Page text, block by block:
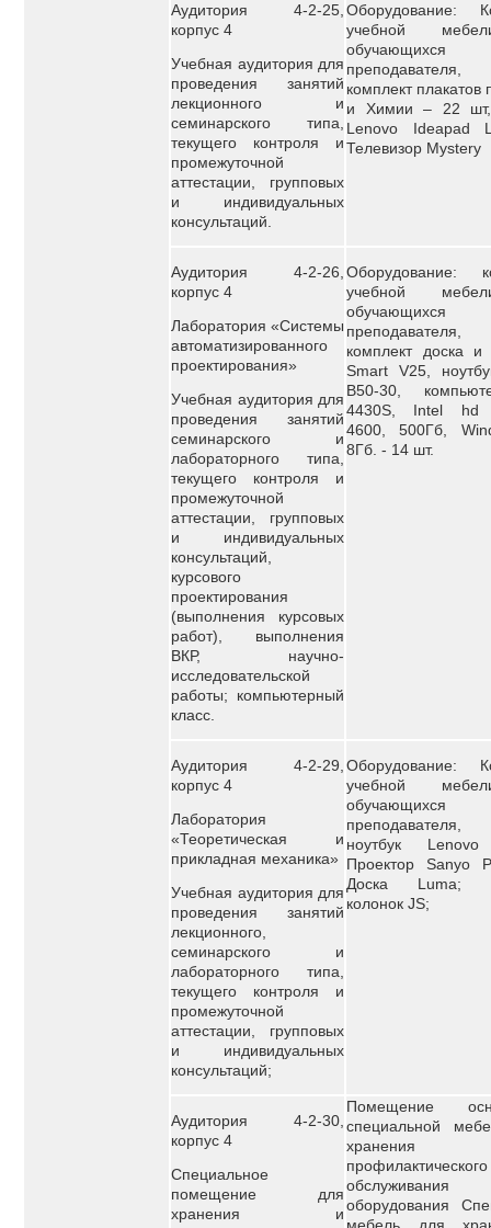
Аудитория 4-2-25,
корпус 4
Учебная аудитория для
проведения занятий
лекционного и
семинарского типа,
текущего контроля и
промежуточной
аттестации, групповых
и индивидуальных
консультаций.
Оборудование:
учебной
комплект плакатов
и Химии – 22 шт,
Lenovo Ideapad
Телевизор Mystery
Аудитория 4-2-26,
корпус 4
Лаборатория «Системы
автоматизированного
проектирования»
Учебная аудитория для
проведения занятий
семинарского и
лабораторного типа,
текущего контроля и
промежуточной
аттестации, групповых
и индивидуальных
консультаций,
курсового
проектирования
(выполнения курсовых
работ), выполнения
ВКР, научно-
исследовательской
работы; компьютерный
класс.
Оборудование:
учебной
комплект доска и
Smart V25,
B50-30,
4430S, Intel hd
4600, 500Гб,
8Гб. - 14 шт.
Аудитория 4-2-29,
корпус 4
Лаборатория
«Теоретическая и
прикладная механика»
Учебная аудитория для
проведения занятий
лекционного,
семинарского и
лабораторного типа,
текущего контроля и
промежуточной
аттестации, групповых
и индивидуальных
консультаций;
Оборудование:
учебной
ноутбук
Проектор Sanyo
Доска Luma;
колонок JS;
Аудитория 4-2-30,
корпус 4
Специальное
помещение для
хранения и
Помещение
специальной
профилактического
обслуживания
оборудования